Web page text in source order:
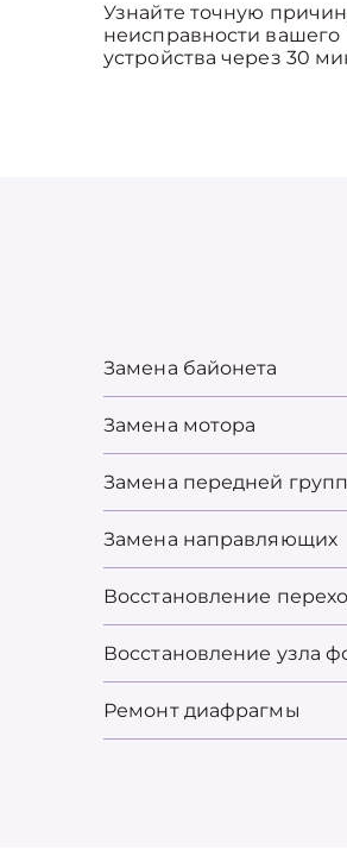
Узнайте точную
неисправности вашего
устройства через 30
Замена байонета
Замена мотора
Замена передней
Замена направляющих
Восстановление
Восстановление узла
Ремонт диафрагмы